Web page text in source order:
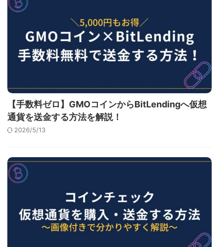
【手数料ゼロ】GMOコインからBitLendingへ仮想
通貨を送金する方法を解説！
2026/5/13